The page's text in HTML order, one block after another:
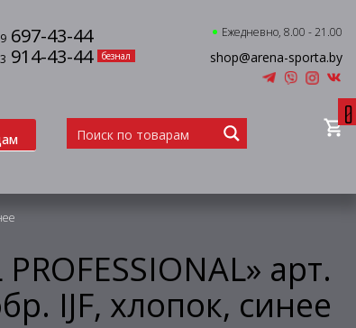
697-43-44
914-43-44 безнал
Ежедневно, 8.00 - 21.00
shop@arena-sporta.by
0
арт.
IJF, хлопок, синее